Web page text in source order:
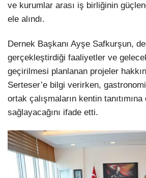
ve kurumlar arası iş birliğinin
ele alındı.
Dernek Başkanı Ayşe Safkurşun,
gerçekleştirdiği faaliyetler ve
geçirilmesi planlanan projeler
Serteser’e bilgi verirken,
ortak çalışmaların kentin
sağlayacağını ifade etti.